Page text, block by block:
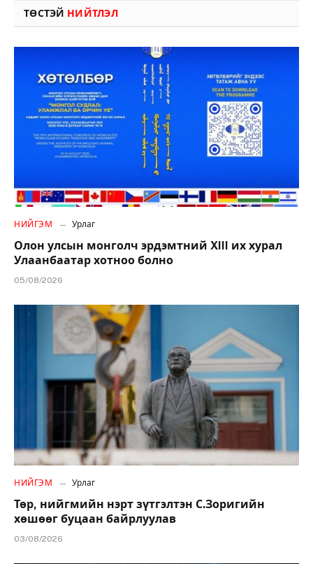
ТӨСТЭЙ НИЙТЛЭЛ
НИЙГЭМ Урлаг
Олон улсын монголч эрдэмтний XIII их хурал
Улаанбаатар хотноо болно
05/08/2026
НИЙГЭМ Урлаг
Төр, нийгмийн нэрт зүтгэлтэн С.Зоригийн
хөшөөг буцаан байрлуулав
03/08/2026